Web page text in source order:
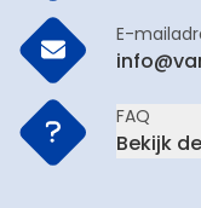
E-
FAQ
Bekijk